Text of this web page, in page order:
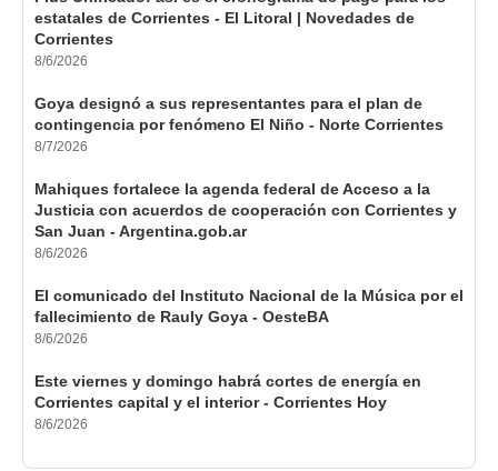
estatales de Corrientes - El Litoral | Novedades de
Corrientes
8/6/2026
Goya designó a sus representantes para el plan de
contingencia por fenómeno El Niño - Norte Corrientes
8/7/2026
Mahiques fortalece la agenda federal de Acceso a la
Justicia con acuerdos de cooperación con Corrientes y
San Juan - Argentina.gob.ar
8/6/2026
El comunicado del Instituto Nacional de la Música por el
fallecimiento de Rauly Goya - OesteBA
8/6/2026
Este viernes y domingo habrá cortes de energía en
Corrientes capital y el interior - Corrientes Hoy
8/6/2026